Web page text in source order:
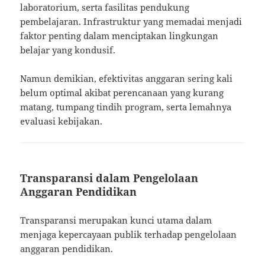
laboratorium, serta fasilitas pendukung
pembelajaran. Infrastruktur yang memadai menjadi
faktor penting dalam menciptakan lingkungan
belajar yang kondusif.
Namun demikian, efektivitas anggaran sering kali
belum optimal akibat perencanaan yang kurang
matang, tumpang tindih program, serta lemahnya
evaluasi kebijakan.
Transparansi dalam Pengelolaan
Anggaran Pendidikan
Transparansi merupakan kunci utama dalam
menjaga kepercayaan publik terhadap pengelolaan
anggaran pendidikan.